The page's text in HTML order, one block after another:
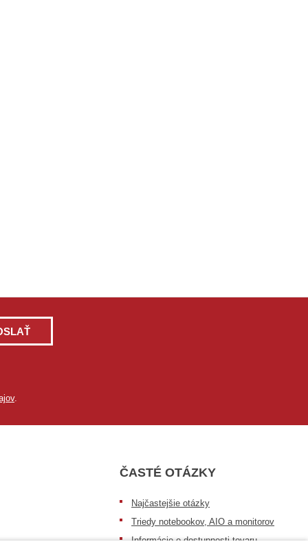
.
ČASTÉ OTÁZKY
Najčastejšie otázky
Triedy notebookov, AIO a monitorov
Informácie o dostupnosti tovaru